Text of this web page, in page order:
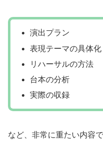
演出プラン
表現テーマの具体化
リハーサルの方法
台本の分析
実際の収録
など、非常に重たい内容で